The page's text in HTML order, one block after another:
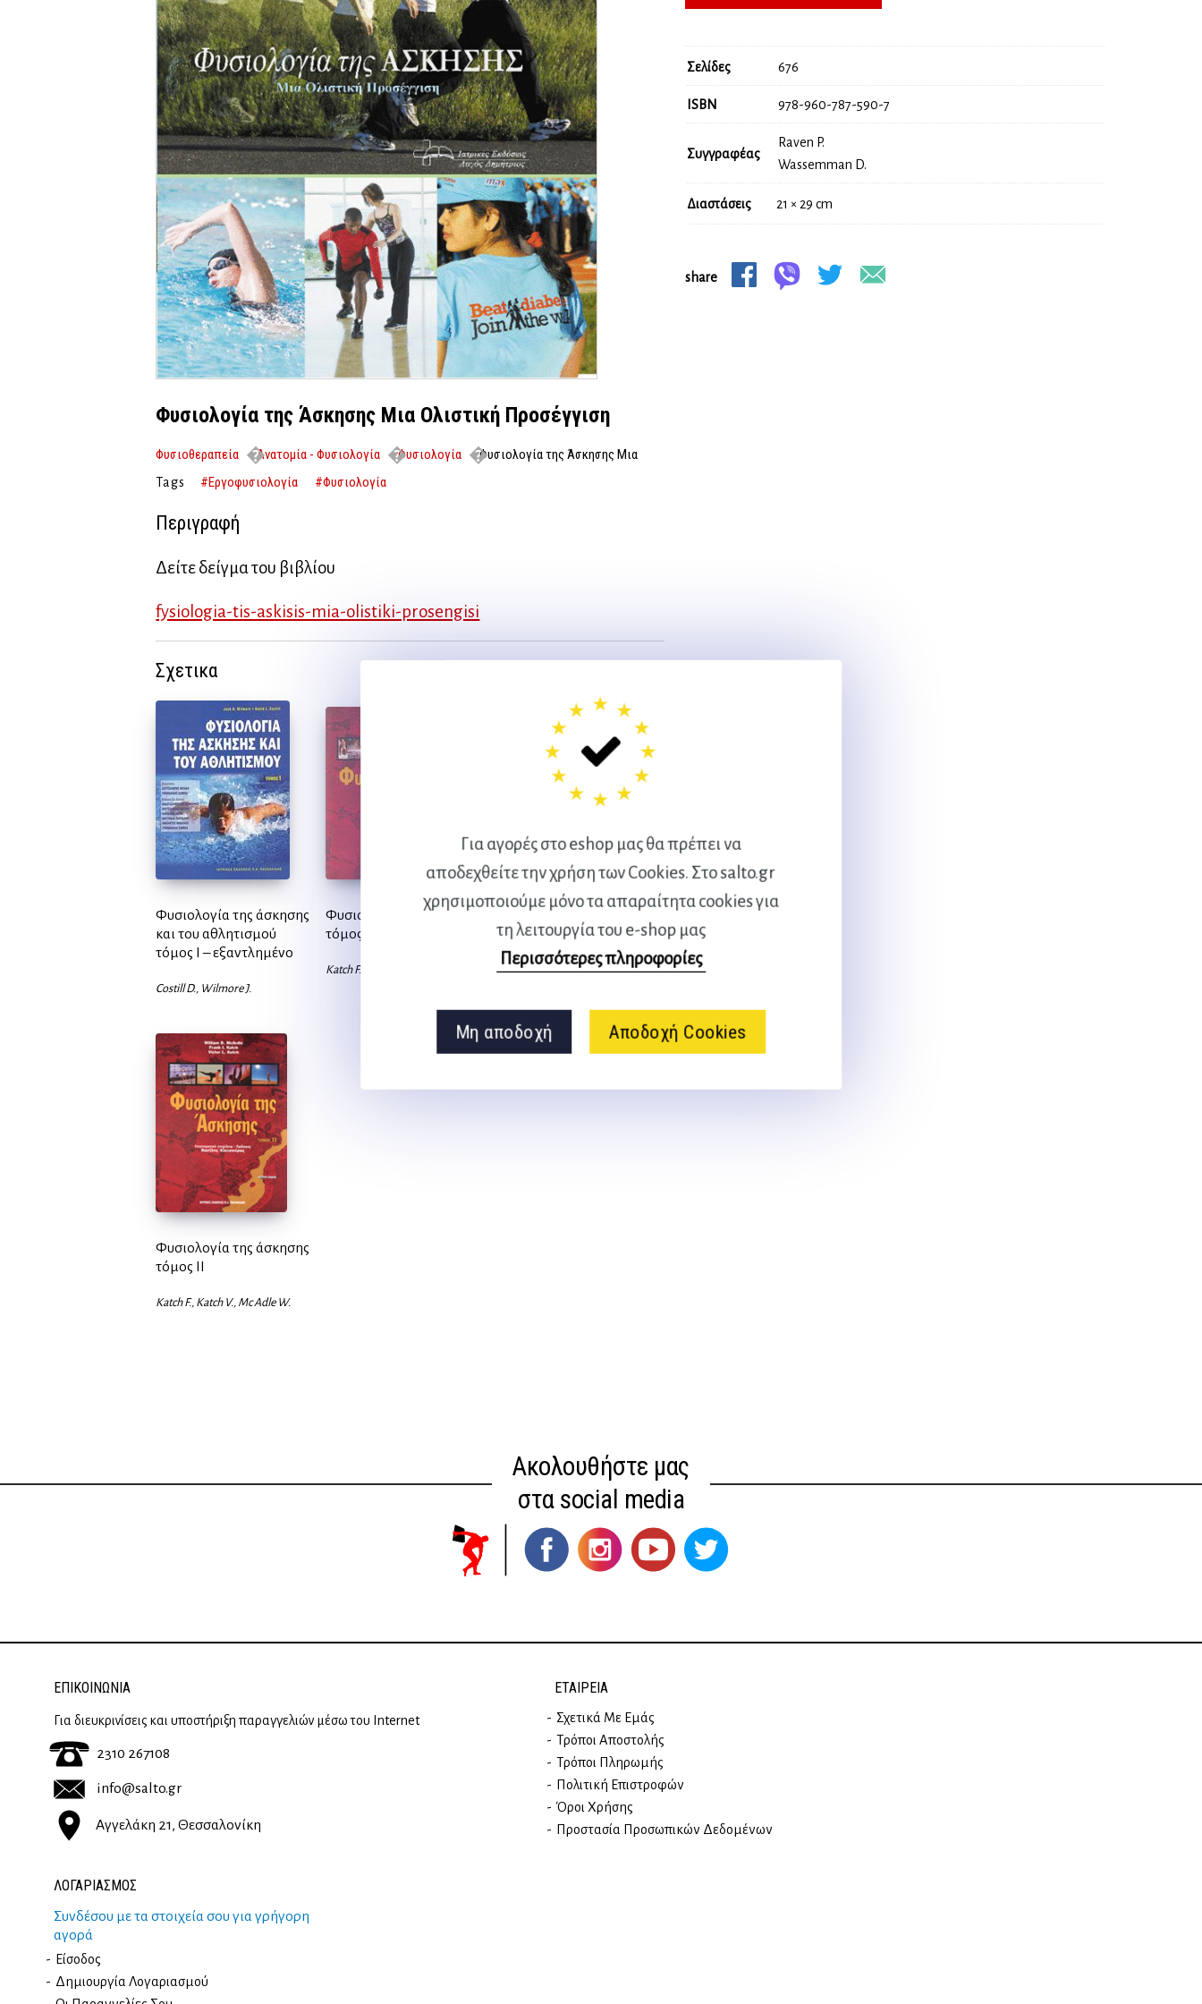
Για αγορές στο eshop μας θα πρέπει να
αποδεχθείτε την χρήση των Cookies. Στο salto.gr
χρησιμοποιούμε μόνο τα απαραίτητα cookies για
τη λειτουργία του e-shop μας
Περισσότερες πληροφορίες
Μη αποδοχή Αποδοχή Cookies
Διαστάσεις 21 × 29 cm
Σελίδες 676
ISBN 978-960-787-590-7
Συγγραφέας
Raven P.
Wassemman D.
share
Φυσιολογία της Άσκησης Μια Ολιστική Προσέγγιση
Φυσιοθεραπεία Ανατομία - Φυσιολογία Φυσιολογία
Φυσιολογία της Άσκησης Μια
Ολιστική Προσέγγιση
Tags #Εργοφυσιολογία #Φυσιολογία
Περιγραφή
Δείτε δείγμα του βιβλίου
fysiologia-tis-askisis-mia-olistiki-prosengisi
Σχετικα
Φυσιολογία της άσκησης
και του αθλητισμού
τόμος Ι – εξαντλημένο
Costill D., Wilmore J.
Φυσιολογία της άσκησης
τόμος Ι
Katch F., Katch V., Mc Ardle W.
Φυσιολογία της άσκησης
και του αθλητισμού
τόμος II – εξαντλημένο
Φυσιολογία της άσκησης
τόμος ΙΙ
Katch F., Katch V., Mc Adle W.
Ακολουθήστε μας
στα social media
ΕΠΙΚΟΙΝΩΝΊΑ
Για διευκρινίσεις και υποστήριξη παραγγελιών μέσω του Internet
2310 267108
info@salto.gr
Αγγελάκη 21, Θεσσαλονίκη
ΕΤΑΙΡΕΊΑ
Σχετικά Με Εμάς
Τρόποι Αποστολής
Τρόποι Πληρωμής
Πολιτική Επιστροφών
Όροι Χρήσης
Προστασία Προσωπικών Δεδομένων
ΛΟΓΑΡΙΑΣΜΟΣ
Συνδέσου με τα στοιχεία σου για γρήγορη
αγορά
Είσοδος
Δημιουργία Λογαριασμού